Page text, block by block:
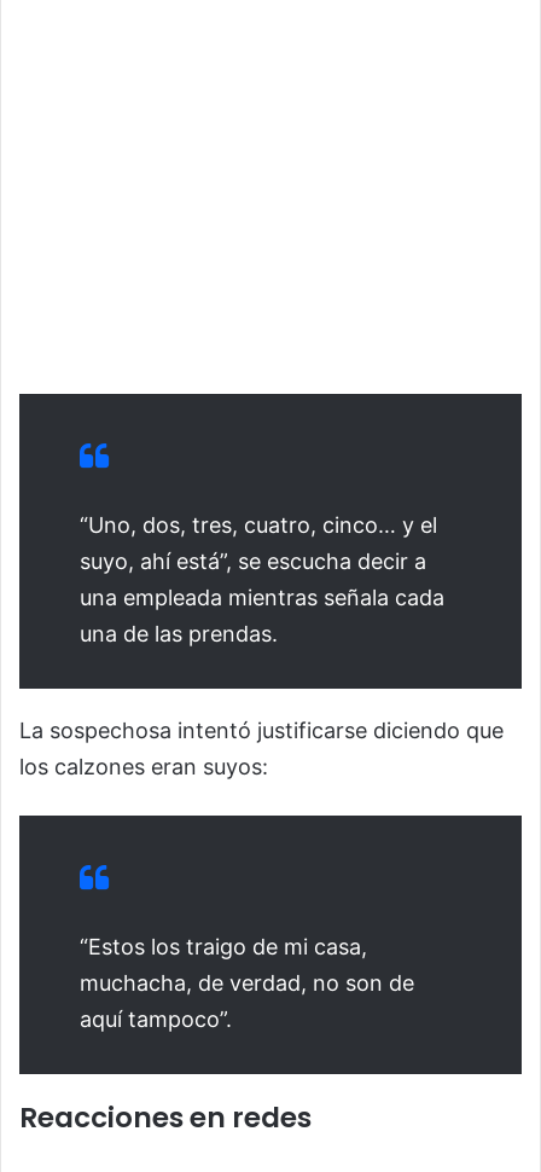
“Uno, dos, tres, cuatro, cinco… y el
suyo, ahí está”, se escucha decir a
una empleada mientras señala cada
una de las prendas.
La sospechosa intentó justificarse diciendo que
los calzones eran suyos:
“Estos los traigo de mi casa,
muchacha, de verdad, no son de
aquí tampoco”.
Reacciones en redes